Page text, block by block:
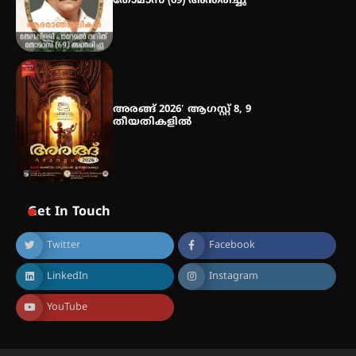
അരങ്ങ് 2026′ ആഗസ്റ്റ് 8, 9
തീയതികളിൽ
Get In Touch
Twitter Facebook
LinkedIn Instagram
YouTube